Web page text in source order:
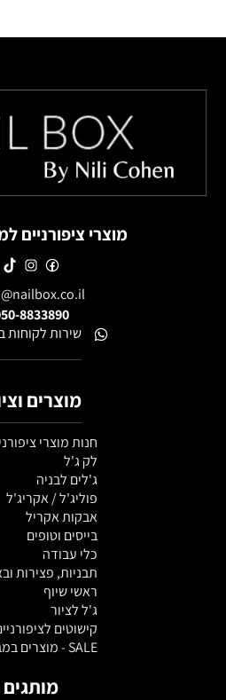
מוצרי ציפורניים
8833890
שירות לקוחות
מוצרים
חנות מוצרי
לק ג'ל
ג'לים לבניה
פוליג'ל / אקריג'ל
אבקות אקריל
בייסים וטופים
כלי עבודה
תבניות, פצירות
ראשי שיוף
ג'ל לציור
קישוטים
SALE - מוצרים במבצע
מותגים